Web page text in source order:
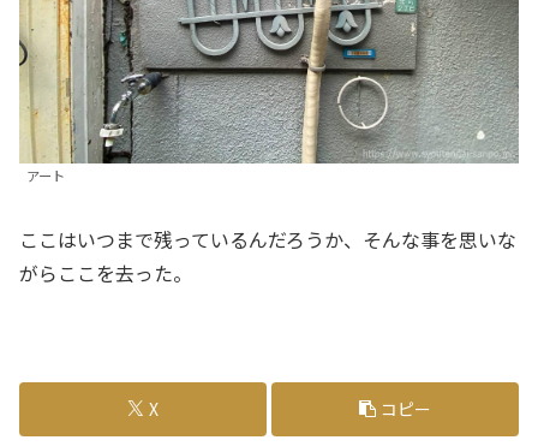
アート
ここはいつまで残っているんだろうか、そんな事を思いな
がらここを去った。
X コピー